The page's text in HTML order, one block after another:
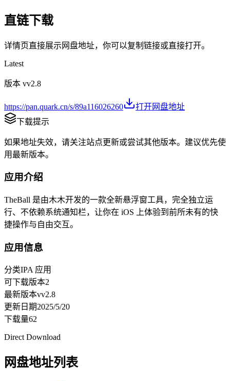
直链下载
详情页直接展示网盘地址，你可以复制链接或直接打开。
Latest
版本 vv2.8
https://pan.quark.cn/s/89a116026260
打开网盘地址
下载提示
如果地址失效，请关注站点更新或尝试其他版本。建议优先使
用最新版本。
应用介绍
TheBall 是由木木开发的一款全新悬浮窗工具，完全独立运
行、不依赖系统通知栏，让你在 iOS 上体验到前所未有的快
捷操作与自由交互。
应用信息
分类IPA 应用
可下载版本2
最新版本vv2.8
更新日期2025/5/20
下载量62
Direct Download
网盘地址列表